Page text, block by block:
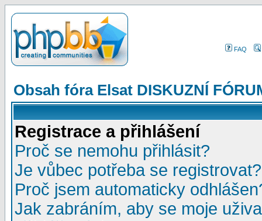
FAQ
Obsah fóra Elsat DISKUZNÍ
Registrace a přihlášení
Proč se nemohu přihlásit?
Je vůbec potřeba se registrovat?
Proč jsem automaticky
Jak zabráním, aby se moje